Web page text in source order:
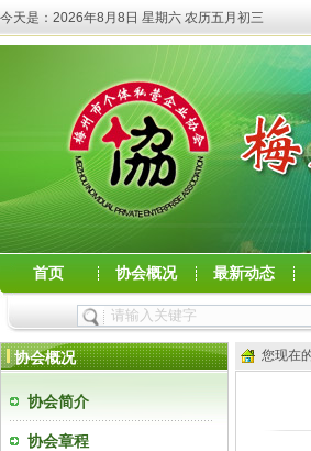
今天是： 2026年8月8日 星期六 农历五月初三
首页 协会概况 最新动态
协会概况
协会简介
协会章程
您现在